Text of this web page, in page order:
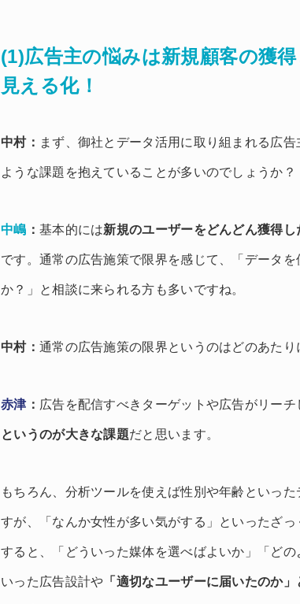
(1)広告主の悩みは新規顧客の獲
見える化！
中村： まず、御社とデータ活用に取り組まれる広
ような課題を抱えていることが多いのでしょうか？
中嶋 ： 基本的には新規のユーザーをどんどん獲得し
です。通常の広告施策で限界を感じて、「データ
か？」と相談に来られる方も多いですね。
中村： 通常の広告施策の限界というのはどのあた
赤津 ： 広告を配信すべきターゲットや広告がリーチ
というのが大きな課題だと思います。
もちろん、分析ツールを使えば性別や年齢といっ
すが、「なんか女性が多い気がする」といったざ
すると、「どういった媒体を選べばよいか」「ど
いった広告設計や 「適切なユーザーに届いたのか